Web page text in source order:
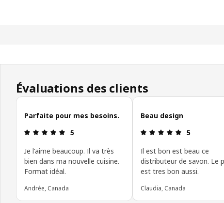
Évaluations des clients
Ignorer les avis des clients
Parfaite pour mes besoins.
Avis: 5 sur 5 étoiles.
5
Je l'aime beaucoup. Il va très
bien dans ma nouvelle cuisine.
Format idéal.
Andrée, Canada
Beau design
Avis: 5 sur 5
5
Il est bon est beau ce
distributeur de savon. Le
est tres bon aussi.
Claudia, Canada